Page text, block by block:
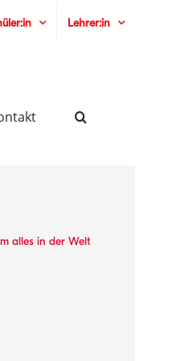
Lehrer:in
alles in der Welt